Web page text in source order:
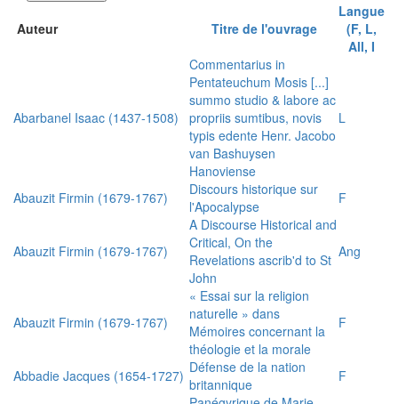
Auteur Titre de l'ouvrage
Langue
(F, L,
All, I
Abarbanel Isaac (1437-1508)
Commentarius in
Pentateuchum Mosis [...]
summo studio & labore ac
propriis sumtibus, novis
typis edente Henr. Jacobo
van Bashuysen
Hanoviense
L
Abauzit Firmin (1679-1767)
Discours historique sur
l'Apocalypse
F
Abauzit Firmin (1679-1767)
A Discourse Historical and
Critical, On the
Revelations ascrib'd to St
John
Ang
Abauzit Firmin (1679-1767)
« Essai sur la religion
naturelle » dans
Mémoires concernant la
théologie et la morale
F
Abbadie Jacques (1654-1727) Défense de la nation
britannique
F